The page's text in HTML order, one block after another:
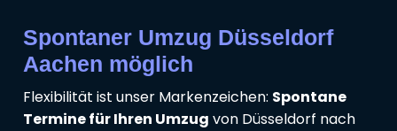
Spontaner Umzug Düsseldorf
Aachen möglich
Flexibilität ist unser Markenzeichen: Spontane
Termine für Ihren Umzug von Düsseldorf nach